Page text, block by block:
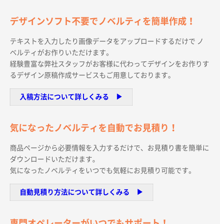
イベントから探す
印刷色から探す
サイトメニュー
ご注文の流れ
デザインソフト不要でノベルティを簡単作成！
テキストを入力したり画像データをアップロードするだけで ノ
ベルティがお作りいただけます。
経験豊富な弊社スタッフがお客様に代わってデザインをお作りす
るデザイン原稿作成サービスもご用意しております。
入稿方法について詳しくみる ▶︎
気になったノベルティを自動でお見積り！
商品ページから必要情報を入力するだけで、お見積り書を簡単に
ダウンロードいただけます。
気になったノベルティをいつでも気軽にお見積り可能です。
自動見積り方法について詳しくみる ▶︎